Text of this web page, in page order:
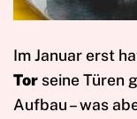
Im Januar erst
Tor seine Türen
Aufbau – was